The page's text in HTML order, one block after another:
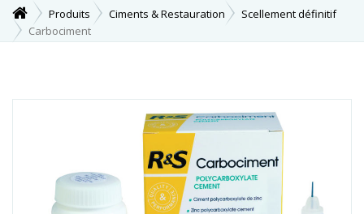
Produits Ciments & Restauration
Scellement définitif
Carbociment